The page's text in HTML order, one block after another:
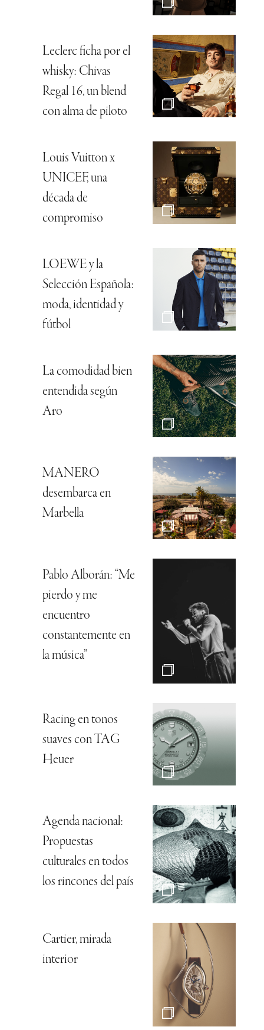
Leclerc ficha por el
whisky: Chivas
Regal 16, un blend
con alma de piloto
Louis Vuitton x
UNICEF, una
década de
compromiso
LOEWE y la
Selección Española:
moda, identidad y
fútbol
La comodidad bien
entendida según
Aro
MANERO
desembarca en
Marbella
Pablo Alborán: “Me
pierdo y me
encuentro
constantemente en
la música”
Racing en tonos
suaves con TAG
Heuer
Agenda nacional:
Propuestas
culturales en todos
los rincones del país
Cartier, mirada
interior